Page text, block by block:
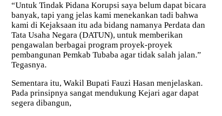
“Untuk Tindak Pidana Korupsi saya belum dapat bicara
banyak, tapi yang jelas kami menekankan tadi bahwa
kami di Kejaksaan itu ada bidang namanya Perdata dan
Tata Usaha Negara (DATUN), untuk memberikan
pengawalan berbagai program proyek-proyek
pembangunan Pemkab Tubaba agar tidak salah jalan.”
Tegasnya.
Sementara itu, Wakil Bupati Fauzi Hasan menjelaskan.
Pada prinsipnya sangat mendukung Kejari agar dapat
segera dibangun,